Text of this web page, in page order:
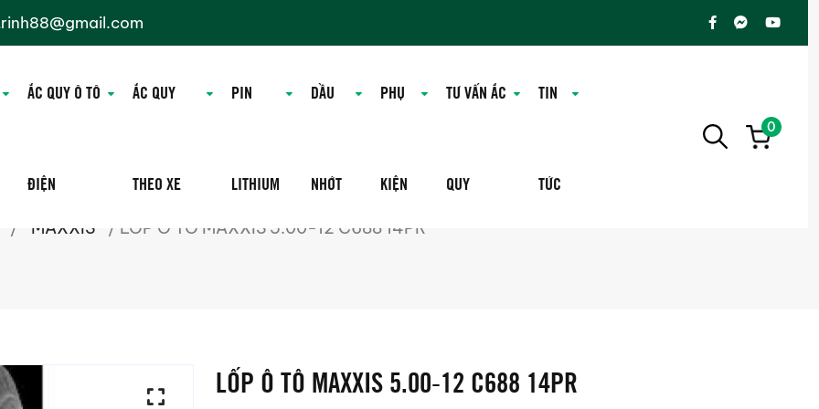
ẮC QUY Ô TÔ
ĐIỆN
ẮC QUY
THEO XE
PIN
LITHIUM
DẦU
NHỚT
PHỤ
KIỆN
TƯ VẤN ẮC
QUY
TIN
TỨC
0
/ MAXXIS / LỐP Ô TÔ MAXXIS 5.00-12 C688 14PR
LỐP Ô TÔ MAXXIS 5.00-12 C688 14PR